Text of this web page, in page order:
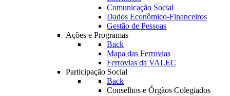
Comunicação Social
Dados Econômico-Financeiros
Gestão de Pessoas
Ações e Programas
Back
Mapa das Ferrovias
Ferrovias da VALEC
Participação Social
Back
Conselhos e Órgãos Colegiados